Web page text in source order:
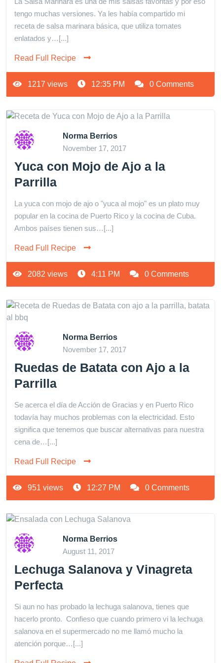
tengo muchas versiones. Ya les había compartido mi
receta de salsa marinara básica, que utiliza tomates
enlatados y…[...]
Read Full Recipe
1217 views 12:35 PM 0 Comments
Norma Berrios
November 17, 2017
Yuca con Mojo de Ajo a la
Parrilla
La yuca con mojo de ajo o "yuca al mojo" es un plato muy
popular en la cocina de Puerto Rico y la cocina de Cuba.
Ambos países tienen sus…[...]
Read Full Recipe
2082 views 4:11 PM 0 Comments
Norma Berrios
November 17, 2017
Ruedas de Batata con Ajo a la
Parrilla
Se acerca el día de Acción de Gracias y en Puerto Rico
todavía hay muchos problemas con la electricidad. Esto
significa que tenemos que buscar alternativas para nuestra
cena de…[...]
Read Full Recipe
951 views 12:27 PM 0 Comments
Norma Berrios
August 11, 2017
Lechuga Salanova y Vinagreta
Perfecta
Si aun no has probado la lechuga salanova, tienes que
hacerlo pronto. Confieso que cuando primero vi la lechuga
salanova en el supermercado no me llamó mucho la
atención porque…[...]